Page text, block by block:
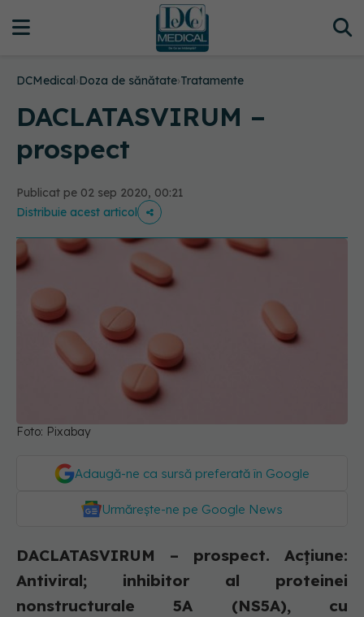
DCMedical›Doza de sănătate›Tratamente
DACLATASVIRUM –
prospect
Publicat pe 02 sep 2020, 00:21
Distribuie acest articol
Foto: Pixabay
Adaugă-ne ca sursă preferată în Google
Urmărește-ne pe Google News
DACLATASVIRUM – prospect. Acţiune:
Antiviral; inhibitor al proteinei
nonstructurale 5A (NS5A), cu